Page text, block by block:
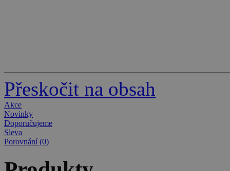
Přeskočit na obsah
Akce
Novinky
Doporučujeme
Sleva
Porovnání (0)